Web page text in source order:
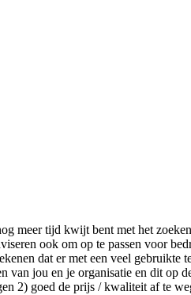
meer tijd kwijt bent met het
ook om op te passen voor
dat er met een veel gebruikte
jou en je organisatie en dit op
2) goed de prijs / kwaliteit af te